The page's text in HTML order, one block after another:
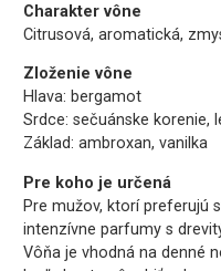
Charakter vône
Citrusová, aromatická,
Zloženie vône
Hlava: bergamot
Srdce: sečuánske korenie,
Základ: ambroxan, vanilka
Pre koho je určená
Pre mužov, ktorí preferujú
intenzívne parfumy s
Vôňa je vhodná na denné